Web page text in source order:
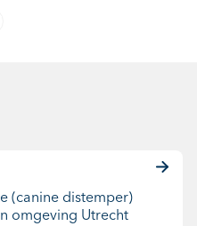
(canine distemper)
omgeving Utrecht